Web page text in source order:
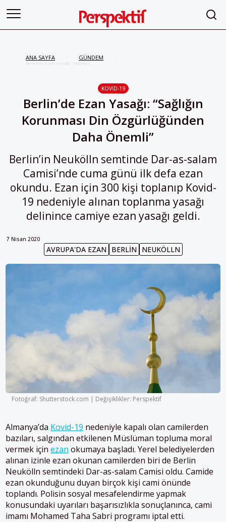
ANA SAYFA GÜNDEM
Berlin’de Ezan Yasağı: “Sağlığın
KOVID-19
Berlin’de Ezan Yasağı: “Sağlığın
Korunması Din Özgürlüğünden
Daha Önemli”
Berlin’in Neukölln semtinde Dar-as-salam
Camisi’nde cuma günü ilk defa ezan
okundu. Ezan için 300 kişi toplanıp Kovid-
19 nedeniyle alınan toplanma yasağı
delinince camiye ezan yasağı geldi.
7 Nisan 2020
AVRUPA'DA EZAN BERLIN NEUKÖLLN
Fotoğraf: Shutterstock.com | Değişiklikler: Perspektif
Almanya’da Kovid-19 nedeniyle kapalı olan camilerden
bazıları, salgından etkilenen Müslüman topluma moral
vermek için ezan okumaya başladı. Yerel belediyelerden
alınan izinle ezan okunan camilerden biri de Berlin
Neukölln semtindeki Dar-as-salam Camisi oldu. Camide
ezan okunduğunu duyan birçok kişi cami önünde
toplandı. Polisin sosyal mesafelendirme yapmak
konusundaki uyarıları başarısızlıkla sonuçlanınca, cami
imamı Mohamed Taha Sabri programı iptal etti.